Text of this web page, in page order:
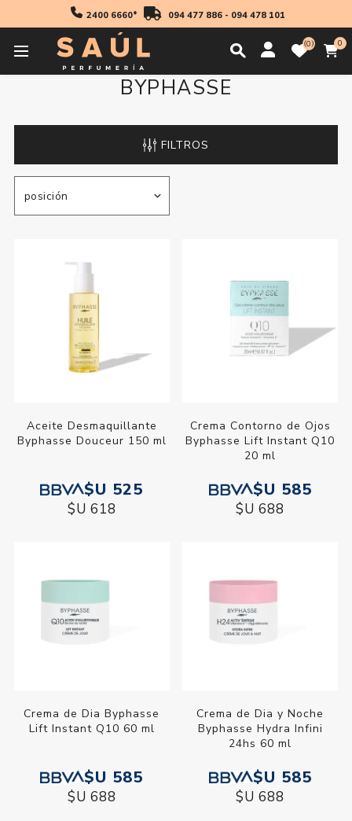
2400 6660* 094 477 886- 094 478 101
0 0
BYPHASSE
FILTROS
Aceite Desmaquillante
Byphasse Douceur 150 ml
$U 525
$U 618
Crema Contorno de Ojos
Byphasse Lift Instant Q10
20 ml
$U 585
$U 688
Crema de Dia Byphasse
Lift Instant Q10 60 ml
$U 585
$U 688
Crema de Dia y Noche
Byphasse Hydra Infini
24hs 60 ml
$U 585
$U 688